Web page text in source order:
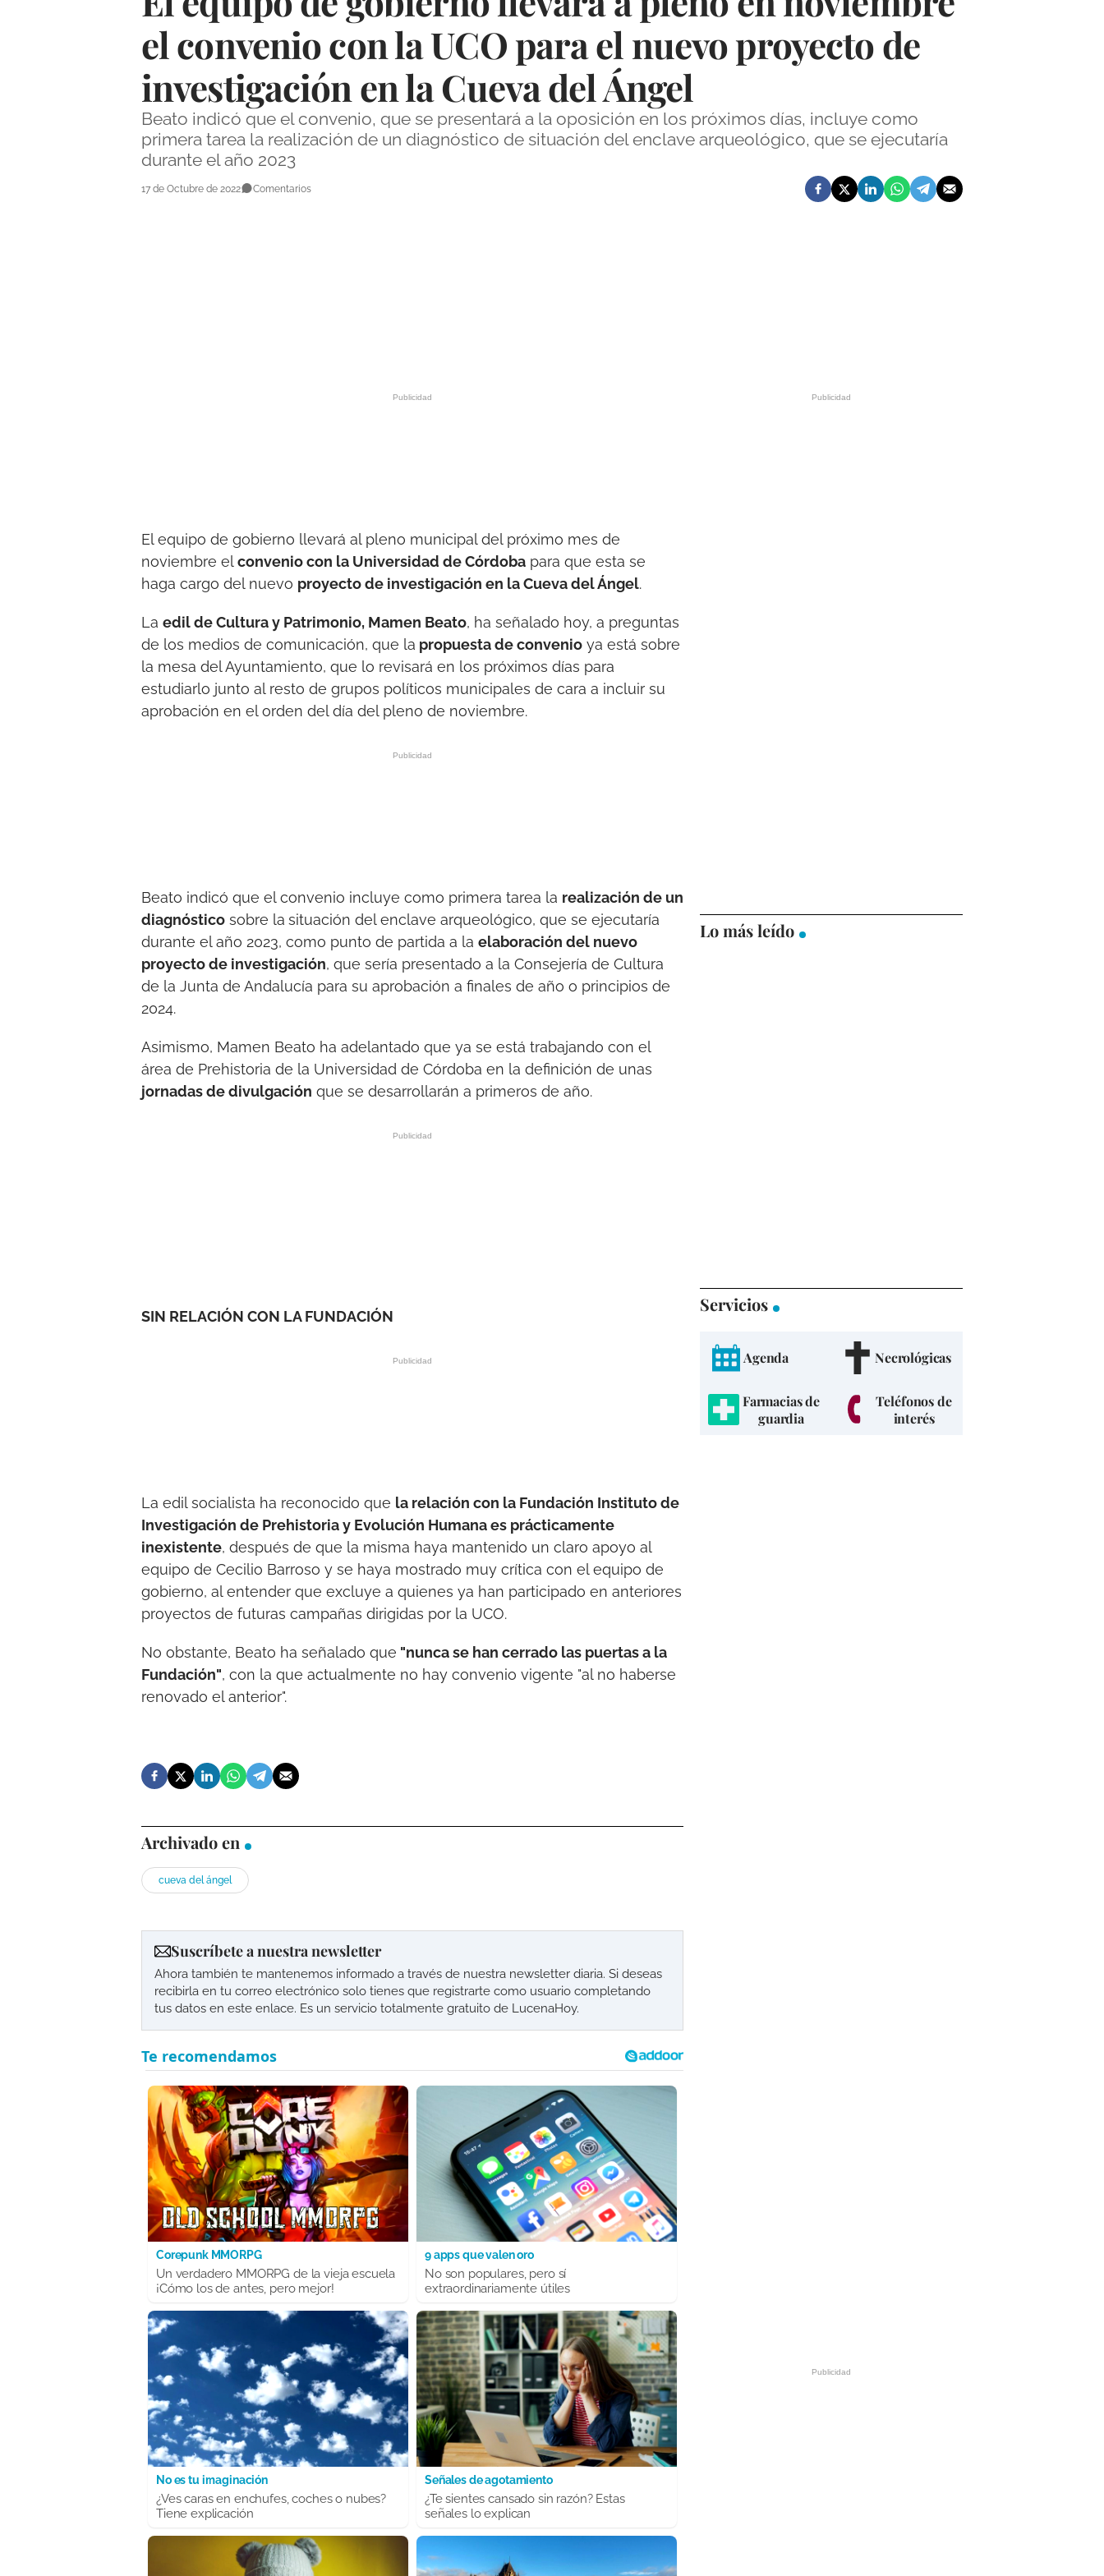
el convenio con la UCO para el nuevo proyecto de
investigación en la Cueva del Ángel
Beato indicó que el convenio, que se presentará a la oposición en los próximos días, incluye como
primera tarea la realización de un diagnóstico de situación del enclave arqueológico, que se ejecutaría
durante el año 2023
17 de Octubre de 2022 Comentarios
El equipo de gobierno llevará al pleno municipal del próximo mes de
noviembre elconvenio con la Universidad de Córdoba para que esta se
haga cargo del nuevo proyecto de investigación en la Cueva del Ángel.
La edil de Cultura y Patrimonio, Mamen Beato, ha señalado hoy, a preguntas
de los medios de comunicación, que la propuesta de convenio ya está sobre
la mesa del Ayuntamiento, que lo revisará en los próximos días para
estudiarlo junto al resto de grupos políticos municipales de cara a incluir su
aprobación en el orden del día del pleno de noviembre.
Beato indicó que el convenio incluye como primera tarea la realización de un
diagnóstico sobre la situación del enclave arqueológico, que se ejecutaría
durante el año 2023, como punto de partida a la elaboración del nuevo
proyecto de investigación, que sería presentado a la Consejería de Cultura
de la Junta de Andalucía para su aprobación a finales de año o principios de
2024.
Asimismo, Mamen Beato ha adelantado que ya se está trabajando con el
área de Prehistoria de la Universidad de Córdoba en la definición de unas
jornadas de divulgación que se desarrollarán a primeros de año.
SIN RELACIÓN CON LA FUNDACIÓN
La edil socialista ha reconocido que la relación con la Fundación Instituto de
Investigación de Prehistoria y Evolución Humana es prácticamente
inexistente, después de que la misma haya mantenido un claro apoyo al
equipo de Cecilio Barroso y se haya mostrado muy crítica con el equipo de
gobierno, al entender que excluye a quienes ya han participado en anteriores
proyectos de futuras campañas dirigidas por la UCO.
No obstante, Beato ha señalado que "nunca se han cerrado las puertas a la
Fundación", con la que actualmente no hay convenio vigente "al no haberse
renovado el anterior".
Archivado en
cueva del ángel
Suscríbete a nuestra newsletter
Ahora también te mantenemos informado a través de nuestra newsletter diaria. Si deseas
recibirla en tu correo electrónico solo tienes que registrarte como usuario completando
tus datos en este enlace. Es un servicio totalmente gratuito de LucenaHoy.
Corepunk MMORPG
Un verdadero MMORPG de la vieja escuela
¡Cómo los de antes, pero mejor!
9 apps que valen oro
No son populares, pero sí
extraordinariamente útiles
No es tu imaginación
¿Ves caras en enchufes, coches o nubes?
Tiene explicación
Señales de agotamiento
¿Te sientes cansado sin razón? Estas
señales lo explican
Lo más leído
Servicios
Agenda Necrológicas
Farmacias de
guardia
Teléfonos de
interés